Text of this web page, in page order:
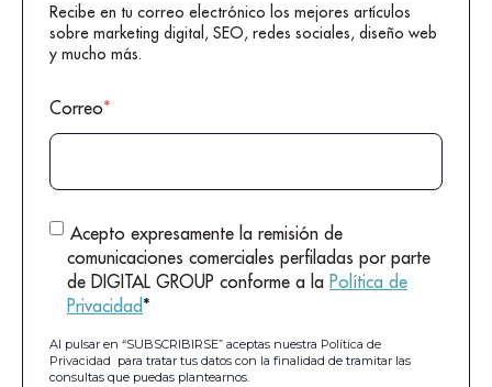
Recibe en tu correo electrónico los mejores artículos
sobre marketing digital, SEO, redes sociales, diseño web
y mucho más.
Correo*
Acepto expresamente la remisión de
comunicaciones comerciales perfiladas por parte
de DIGITAL GROUP conforme a la Política de
Privacidad*
Al pulsar en “SUBSCRIBIRSE” aceptas nuestra Política de
Privacidad para tratar tus datos con la finalidad de tramitar las
consultas que puedas plantearnos.